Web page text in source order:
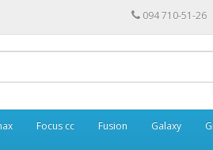
094 710-51-26
Focus cc Fusion Galaxy